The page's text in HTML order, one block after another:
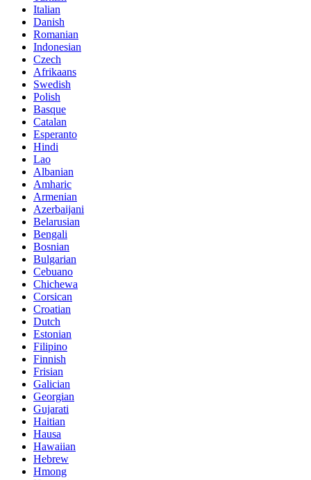
Italian
Danish
Romanian
Indonesian
Czech
Afrikaans
Swedish
Polish
Basque
Catalan
Esperanto
Hindi
Lao
Albanian
Amharic
Armenian
Azerbaijani
Belarusian
Bengali
Bosnian
Bulgarian
Cebuano
Chichewa
Corsican
Croatian
Dutch
Estonian
Filipino
Finnish
Frisian
Galician
Georgian
Gujarati
Haitian
Hausa
Hawaiian
Hebrew
Hmong